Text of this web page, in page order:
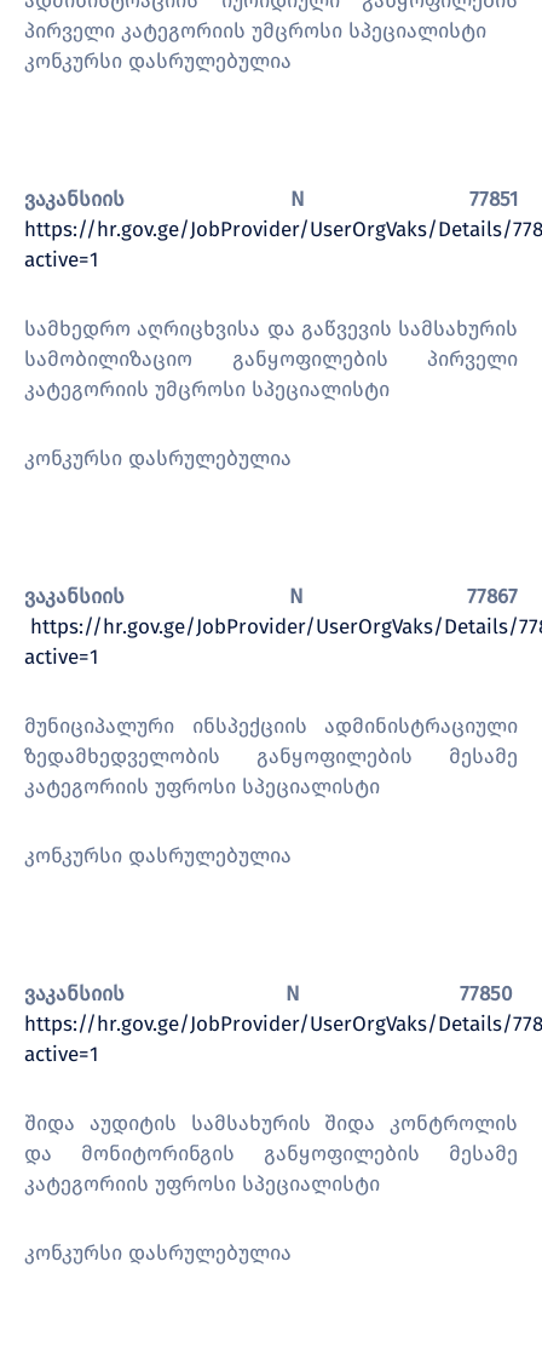
პირველი კატეგორიის უმცროსი სპეციალისტი
კონკურსი დასრულებულია
ვაკანსიის N 77851
https://hr.gov.ge/JobProvider/UserOrgVaks/Details/
active=1
სამხედრო აღრიცხვისა და გაწვევის სამსახურის
სამობილიზაციო განყოფილების პირველი
კატეგორიის უმცროსი სპეციალისტი
კონკურსი დასრულებულია
ვაკანსიის N 77867
https://hr.gov.ge/JobProvider/UserOrgVaks/Details/
active=1
მუნიციპალური ინსპექციის ადმინისტრაციული
ზედამხედველობის განყოფილების მესამე
კატეგორიის უფროსი სპეციალისტი
კონკურსი დასრულებულია
ვაკანსიის N 77850
https://hr.gov.ge/JobProvider/UserOrgVaks/Details/
active=1
შიდა აუდიტის სამსახურის შიდა კონტროლის
და მონიტორინგის განყოფილების მესამე
კატეგორიის უფროსი სპეციალისტი
კონკურსი დასრულებულია